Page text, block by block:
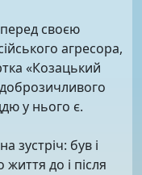
своєю
агресора,
«Козацький
у нього є.
зустріч: був і
до і після